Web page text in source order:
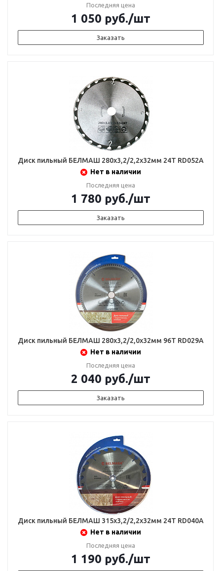
Последняя цена
1 050 руб./шт
Заказать
Диск пильный БЕЛМАШ 280х3,2/2,2х32мм 24Т RD052A
Нет в наличии
Последняя цена
1 780 руб./шт
Заказать
Диск пильный БЕЛМАШ 280х3,2/2,0х32мм 96Т RD029A
Нет в наличии
Последняя цена
2 040 руб./шт
Заказать
Диск пильный БЕЛМАШ 315х3,2/2,2х32мм 24Т RD040A
Нет в наличии
Последняя цена
1 190 руб./шт